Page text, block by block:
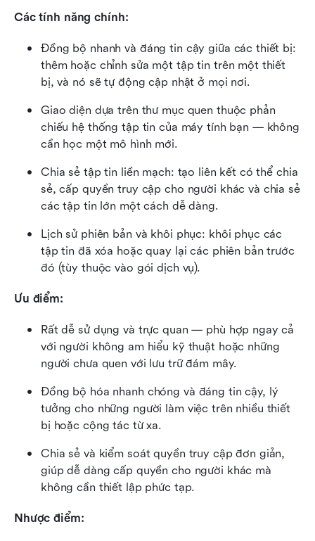
Các tính năng chính:
Đồng bộ nhanh và đáng tin cậy giữa các thiết bị:
thêm hoặc chỉnh sửa một tập tin trên một thiết
bị, và nó sẽ tự động cập nhật ở mọi nơi.
Giao diện dựa trên thư mục quen thuộc phản
chiếu hệ thống tập tin của máy tính bạn — không
cần học một mô hình mới.
Chia sẻ tập tin liền mạch: tạo liên kết có thể chia
sẻ, cấp quyền truy cập cho người khác và chia sẻ
các tập tin lớn một cách dễ dàng.
Lịch sử phiên bản và khôi phục: khôi phục các
tập tin đã xóa hoặc quay lại các phiên bản trước
đó (tùy thuộc vào gói dịch vụ).
Ưu điểm:
Rất dễ sử dụng và trực quan — phù hợp ngay cả
với người không am hiểu kỹ thuật hoặc những
người chưa quen với lưu trữ đám mây.
Đồng bộ hóa nhanh chóng và đáng tin cậy, lý
tưởng cho những người làm việc trên nhiều thiết
bị hoặc cộng tác từ xa.
Chia sẻ và kiểm soát quyền truy cập đơn giản,
giúp dễ dàng cấp quyền cho người khác mà
không cần thiết lập phức tạp.
Nhược điểm: